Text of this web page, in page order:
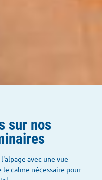
sur nos
avec une vue
le calme nécessaire pour